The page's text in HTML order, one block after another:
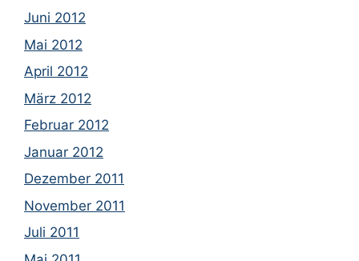
Juni 2012
Mai 2012
April 2012
März 2012
Februar 2012
Januar 2012
Dezember 2011
November 2011
Juli 2011